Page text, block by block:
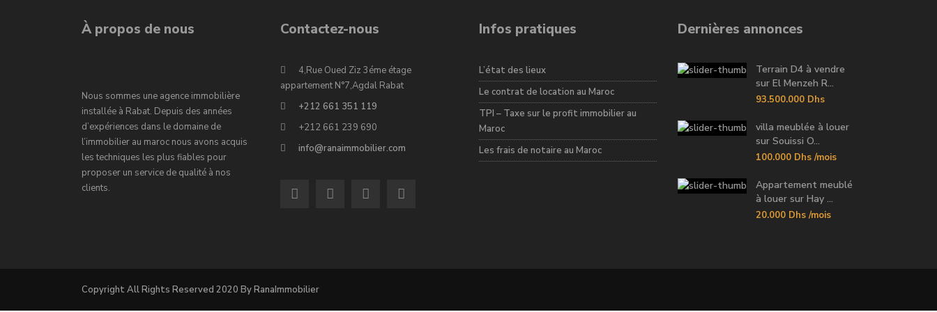
À propos de nous
Nous sommes une agence immobilière
installée à Rabat. Depuis des années
d’expériences dans le domaine de
l’immobilier au maroc nous avons acquis
les techniques les plus fiables pour
proposer un service de qualité à nos
clients.
Contactez-nous
4,Rue Oued Ziz 3éme étage
appartement N°7,Agdal Rabat
+212 661 351 119
+212 661 239 690
info@ranaimmobilier.com
Infos pratiques
L’état des lieux
Le contrat de location au Maroc
TPI – Taxe sur le profit immobilier au
Maroc
Les frais de notaire au Maroc
Dernières annonces
Terrain D4 à vendre
sur El Menzeh R...
93.500.000 Dhs
villa meublée à louer
sur Souissi O...
100.000 Dhs /mois
Appartement meublé
à louer sur Hay ...
20.000 Dhs /mois
Copyright All Rights Reserved 2020 By RanaImmobilier